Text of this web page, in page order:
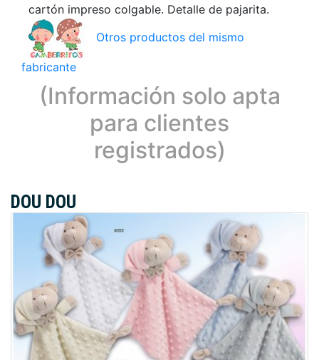
cartón impreso colgable. Detalle de pajarita.
Otros productos del mismo
fabricante
(Información solo apta
para clientes
registrados)
DOU DOU